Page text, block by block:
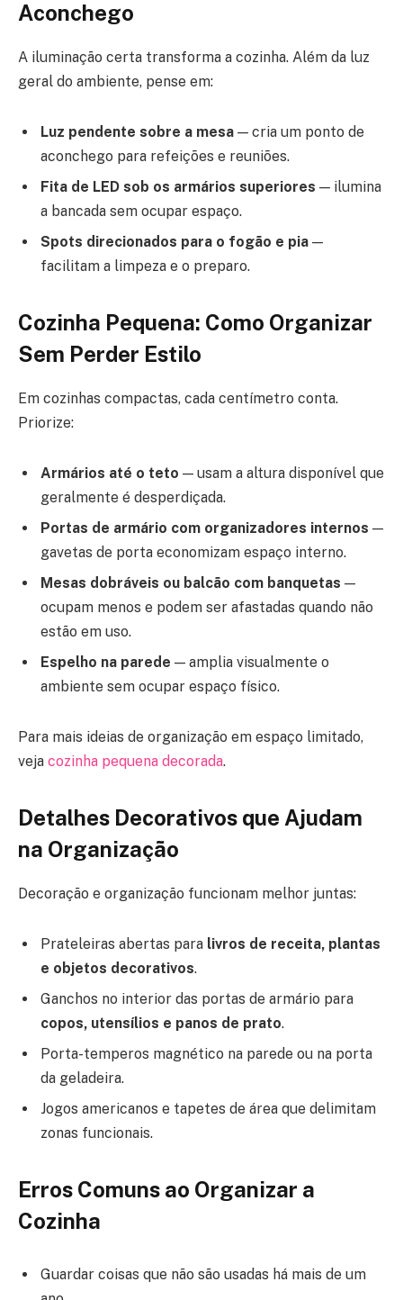
Aconchego
A iluminação certa transforma a cozinha. Além da luz
geral do ambiente, pense em:
Luz pendente sobre a mesa — cria um ponto de
aconchego para refeições e reuniões.
Fita de LED sob os armários superiores — ilumina
a bancada sem ocupar espaço.
Spots direcionados para o fogão e pia —
facilitam a limpeza e o preparo.
Cozinha Pequena: Como Organizar
Sem Perder Estilo
Em cozinhas compactas, cada centímetro conta.
Priorize:
Armários até o teto — usam a altura disponível que
geralmente é desperdiçada.
Portas de armário com organizadores internos —
gavetas de porta economizam espaço interno.
Mesas dobráveis ou balcão com banquetas —
ocupam menos e podem ser afastadas quando não
estão em uso.
Espelho na parede — amplia visualmente o
ambiente sem ocupar espaço físico.
Para mais ideias de organização em espaço limitado,
veja cozinha pequena decorada.
Detalhes Decorativos que Ajudam
na Organização
Decoração e organização funcionam melhor juntas:
Prateleiras abertas para livros de receita, plantas
e objetos decorativos.
Ganchos no interior das portas de armário para
copos, utensílios e panos de prato.
Porta-temperos magnético na parede ou na porta
da geladeira.
Jogos americanos e tapetes de área que delimitam
zonas funcionais.
Erros Comuns ao Organizar a
Cozinha
Guardar coisas que não são usadas há mais de um